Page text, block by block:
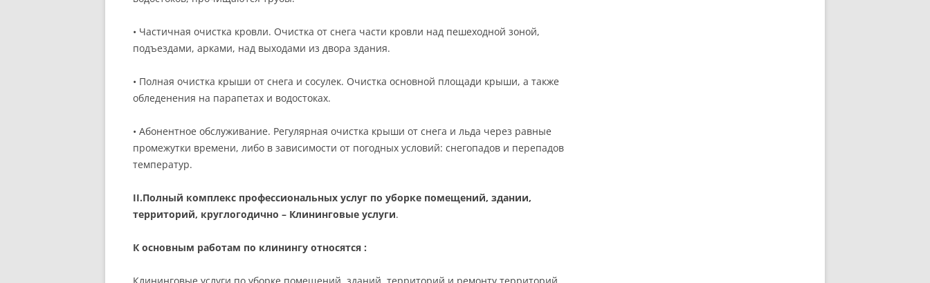
• Частичная очистка кровли. Очистка от снега части кровли над пешеходной зоной,
подъездами, арками, над выходами из двора здания.
• Полная очистка крыши от снега и сосулек. Очистка основной площади крыши, а также
обледенения на парапетах и водостоках.
• Абонентное обслуживание. Регулярная очистка крыши от снега и льда через равные
промежутки времени, либо в зависимости от погодных условий: снегопадов и перепадов
температур.
II.Полный комплекс профессиональных услуг по уборке помещений, здании,
территорий, круглогодично – Клининговые услуги.
К основным работам по клинингу относятся :